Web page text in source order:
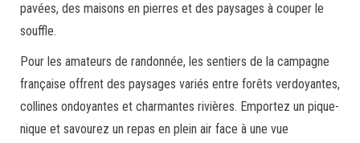
pavées, des maisons en pierres et des paysages à couper le
souffle.
Pour les amateurs de randonnée, les sentiers de la campagne
française offrent des paysages variés entre forêts verdoyantes,
collines ondoyantes et charmantes rivières. Emportez un pique-
nique et savourez un repas en plein air face à une vue